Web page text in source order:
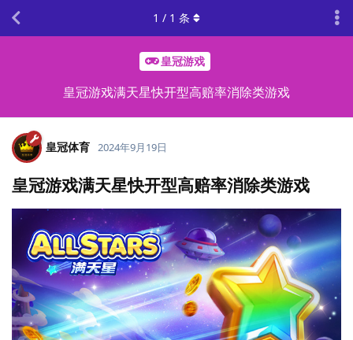
皇冠游戏
皇冠游戏满天星快开型高赔率消除类游戏
1 / 1 条
皇冠体育 2024年9月19日
皇冠游戏满天星快开型高赔率消除类游戏